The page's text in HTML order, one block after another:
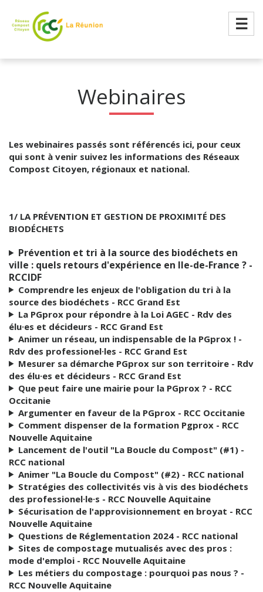
☰
Webinaires
Les webinaires passés sont référencés ici, pour ceux
qui sont à venir suivez les informations des Réseaux
Compost Citoyen, régionaux et national.
1/ LA PRÉVENTION ET GESTION DE PROXIMITÉ DES
BIODÉCHETS
Prévention et tri à la source des biodéchets en
ville : quels retours d'expérience en Ile-de-France ? -
RCCIDF
Comprendre les enjeux de l'obligation du tri à la
source des biodéchets - RCC Grand Est
La PGprox pour répondre à la Loi AGEC - Rdv des
élu·es et décideurs - RCC Grand Est
Animer un réseau, un indispensable de la PGprox ! -
Rdv des professionel·les - RCC Grand Est
Mesurer sa démarche PGprox sur son territoire - Rdv
des élu·es et décideurs - RCC Grand Est
Que peut faire une mairie pour la PGprox ? - RCC
Occitanie
Argumenter en faveur de la PGprox - RCC Occitanie
Comment dispenser de la formation Pgprox - RCC
Nouvelle Aquitaine
Lancement de l'outil "La Boucle du Compost" (#1) -
RCC national
Animer "La Boucle du Compost" (#2) - RCC national
Stratégies des collectivités vis à vis des biodéchets
des professionel·le·s - RCC Nouvelle Aquitaine
Sécurisation de l'approvisionnement en broyat - RCC
Nouvelle Aquitaine
Questions de Réglementation 2024 - RCC national
Sites de compostage mutualisés avec des pros :
mode d'emploi - RCC Nouvelle Aquitaine
Les métiers du compostage : pourquoi pas nous ? -
RCC Nouvelle Aquitaine